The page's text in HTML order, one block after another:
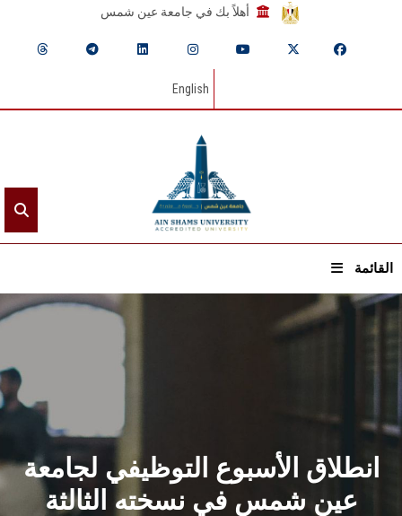
أهلاً بك في جامعة عين شمس
English
القائمة
الرئيسيـة
عن الجامعة
القطاعـات
الشئون الأكاديمية
انطلاق الأسبوع التوظيفي لجامعة
عين شمس في نسخته الثالثة